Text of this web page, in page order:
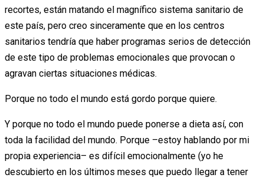
recortes, están matando el magnífico sistema sanitario de
este país, pero creo sinceramente que en los centros
sanitarios tendría que haber programas serios de detección
de este tipo de problemas emocionales que provocan o
agravan ciertas situaciones médicas.
Porque no todo el mundo está gordo porque quiere.
Y porque no todo el mundo puede ponerse a dieta así, con
toda la facilidad del mundo. Porque –estoy hablando por mi
propia experiencia– es difícil emocionalmente (yo he
descubierto en los últimos meses que puedo llegar a tener